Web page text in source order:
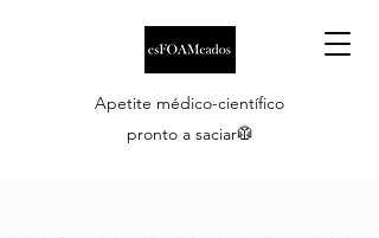
Apetite médico-científico
pronto a saciar🥼